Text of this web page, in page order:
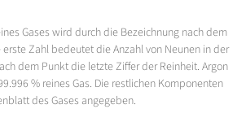
Gases wird durch die Bezeichnung nach dem
Zahl bedeutet die Anzahl von Neunen in der
dem Punkt die letzte Ziffer der Reinheit. Argon
% reines Gas. Die restlichen Komponenten
des Gases angegeben.